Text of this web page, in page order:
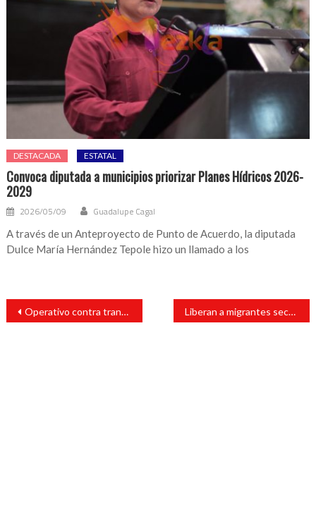
DESTACADA ESTATAL
Convoca diputada a municipios priorizar Planes Hídricos 2026-
2029
2026/05/09 Guadalupe Cagal
A través de un Anteproyecto de Punto de Acuerdo, la diputada
Dulce María Hernández Tepole hizo un llamado a los
Navegación
entradas
Operativo contra transporte pirata logra resultados en los Tuxtlas Liberan a migrantes secuestrados en Cosoleacaque